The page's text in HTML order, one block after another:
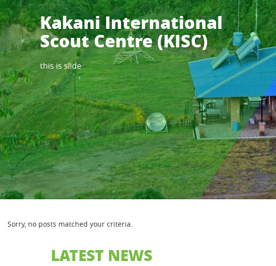
Kakani International
Scout Centre (KISC)
this is slide
Sorry, no posts matched your criteria.
LATEST NEWS